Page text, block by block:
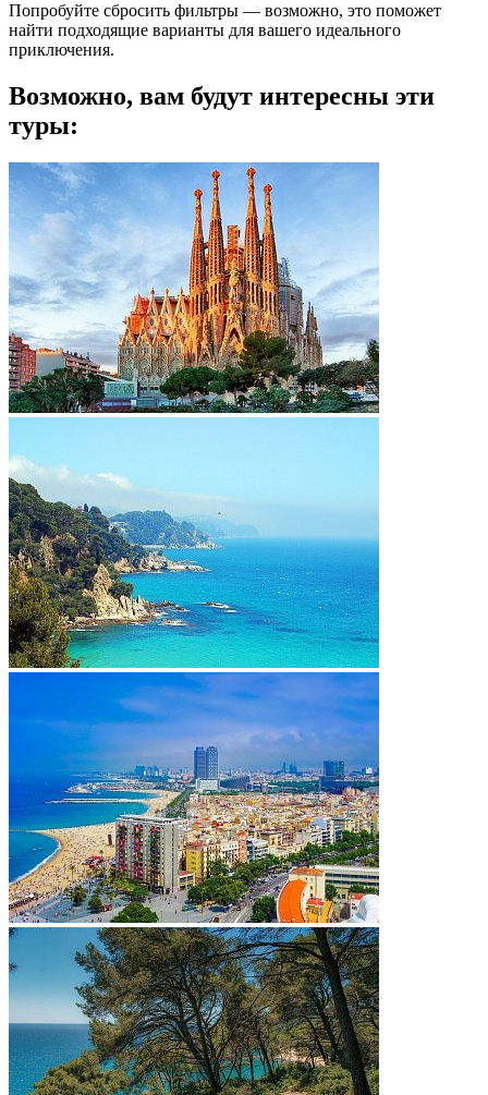
Попробуйте сбросить фильтры — возможно, это поможет
найти подходящие варианты для вашего идеального
приключения.
Возможно, вам будут интересны эти
туры: